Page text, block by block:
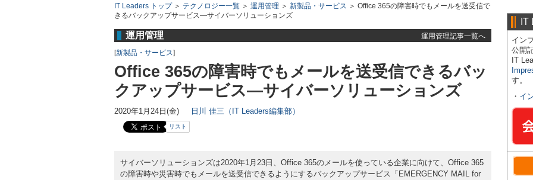
IT Leaders トップ＞ テクノロジー一覧 ＞ 運用管理 ＞ 新製品・サービス ＞ Office 365の障害時でもメールを送受信で
きるバックアップサービス―サイバーソリューションズ
運用管理
運用管理記事一覧へ
[新製品・サービス]
Office 365の障害時でもメールを送受信できるバッ
クアップサービス―サイバーソリューションズ
2020年1月24日(金) 日川 佳三（IT Leaders編集部）
リスト
サイバーソリューションズは2020年1月23日、Office 365のメールを使っている企業に向けて、Office 365
の障害時や災害時でもメールを送受信できるようにするバックアップサービス「EMERGENCY MAIL for
IT
イン
公開
IT
す。
・ イ